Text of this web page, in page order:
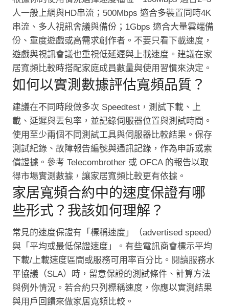
人一般上網與HD串流；500Mbps 適合多裝置同時4K
串流、多人視訊會議與備份；1Gbps 適合大量雲端備
份、重度遊戲或高需求創作者。不要只看下載速度，
遊戲與視訊會議也重視低延遲與上載速度。建議在家
居寬頻比較時搭配家庭成員數量與使用習慣來決定。
如何以實測數據評估寬頻品質？
建議在不同時段做多次 Speedtest，測試下載、上
載、延遲與丟包率，並記錄伺服器位置與測試時間。
使用至少兩個不同測試工具與伺服器比較結果。保存
測試紀錄、故障報告編號與通訊記錄，作為申訴或索
償證據。參考 Telecombrother 或 OFCA 的報告以取
得市場實測數據，讓家居寬頻比較更有依據。
家居寬頻合約中的速度保證有哪
些形式？我該如何理解？
常見的速度保證有「標稱速度」（advertised speed）
與「平均或最低保證速度」。有些電訊商會標示平均
下載/上載速度區間或服務可用率百分比。閱讀服務水
平協議（SLA）時，留意保證的測試條件、計算方法
與例外情況。若合約只列標稱速度，你應以實測結果
與用戶回饋來做家居寬頻比較。